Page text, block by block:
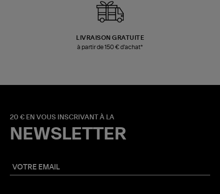
LIVRAISON GRATUITE
à partir de 150 € d'achat*
20 € EN VOUS INSCRIVANT À LA
NEWSLETTER